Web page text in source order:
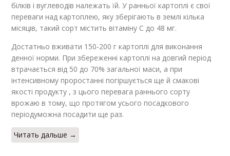
білків і вуглеводів належать їй. У ранньої картоплі є свої
переваги над картоплею, яку зберігають в землі кілька
місяців, такий сорт містить вітаміну C до 48 мг.
Достатньо вживати 150-200 г картоплі для виконання
денної норми. При збереженні картоплі на довгий період
втрачається від 50 до 70% загальної маси, а при
інтенсивному проростанні погіршується ще й смакові
якості продукту , з цього перевага раннього сорту
врожаю в тому, що протягом усього посадкового
періодуможна посадити ще раз.
Читать дальше →